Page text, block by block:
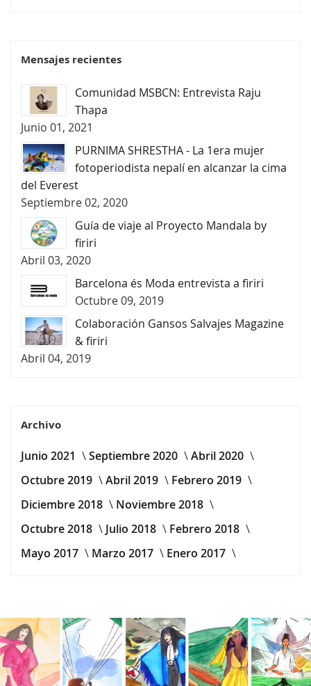
Mensajes recientes
Comunidad MSBCN: Entrevista Raju
Thapa
Junio 01, 2021
PURNIMA SHRESTHA - La 1era mujer
fotoperiodista nepalí en alcanzar la cima
del Everest
Septiembre 02, 2020
Guía de viaje al Proyecto Mandala by
firiri
Abril 03, 2020
Barcelona és Moda entrevista a firiri
Octubre 09, 2019
Colaboración Gansos Salvajes Magazine
& firiri
Abril 04, 2019
Archivo
Junio 2021 Septiembre 2020
Abril 2020
Octubre 2019
Abril 2019
Febrero 2019
Diciembre 2018
Noviembre 2018
Octubre 2018
Julio 2018
Febrero 2018
Mayo 2017
Marzo 2017 Enero 2017